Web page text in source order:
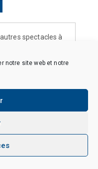
notre site web et notre
spectacles à
Tous droits réservés.